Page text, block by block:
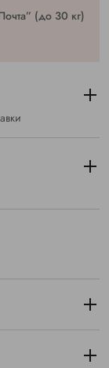
(до 30 кг)